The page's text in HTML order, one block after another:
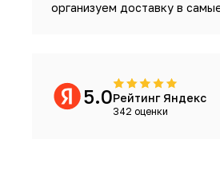
организуем доставку в
5.0Рейтинг Яндекс
342 оценки